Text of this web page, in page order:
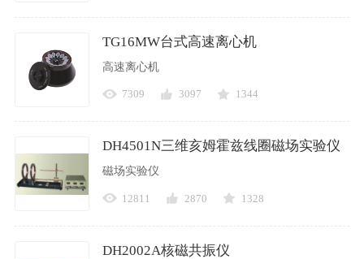
TG16MW台式高速离心机
高速离心机
7309 3097 1344
DH4501N三维亥姆霍兹线圈磁场实验仪
磁场实验仪
12811 2870 1328
DH2002A核磁共振仪